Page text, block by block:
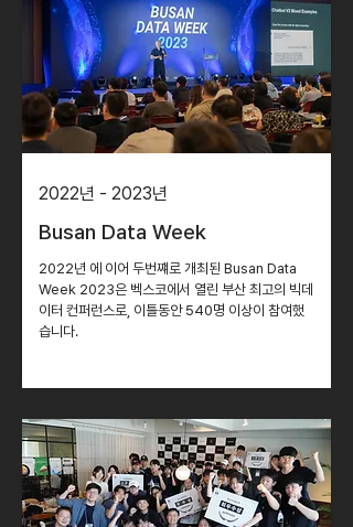
2022년 - 2023년
Busan Data Week
2022년 에 이어 두번쨰로 개최된 Busan Data
Week 2023은 벡스코에서 열린 부산 최고의 빅데
이터 컨퍼런스로, 이틀동안 540명 이상이 참여했
습니다.